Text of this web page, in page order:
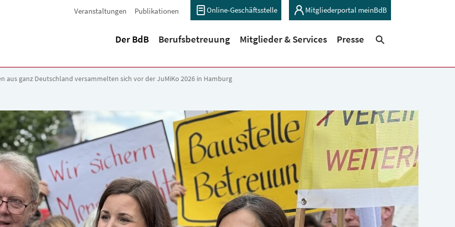
Veranstaltungen Publikationen Online-Geschäftsstelle Mitgliederportal meinBdB
Der BdB(current)
Berufsbetreuung(current)
Mitglieder & Services(current)
Presse
aus ganz Deutschland versammelten sich vor der JuMiKo 2026 in Hamburg